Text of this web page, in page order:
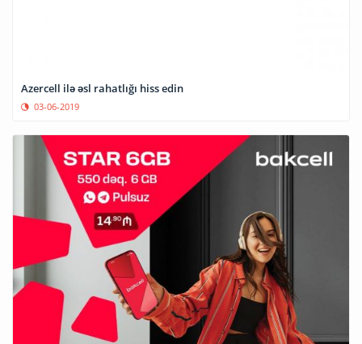
Azercell ilə əsl rahatlığı hiss edin
03-06-2019